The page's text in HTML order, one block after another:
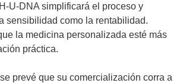
v
e
U-DNA simplificará el proceso y
sensibilidad como la rentabilidad.
la medicina personalizada esté más
práctica.
prevé que su comercialización corra a